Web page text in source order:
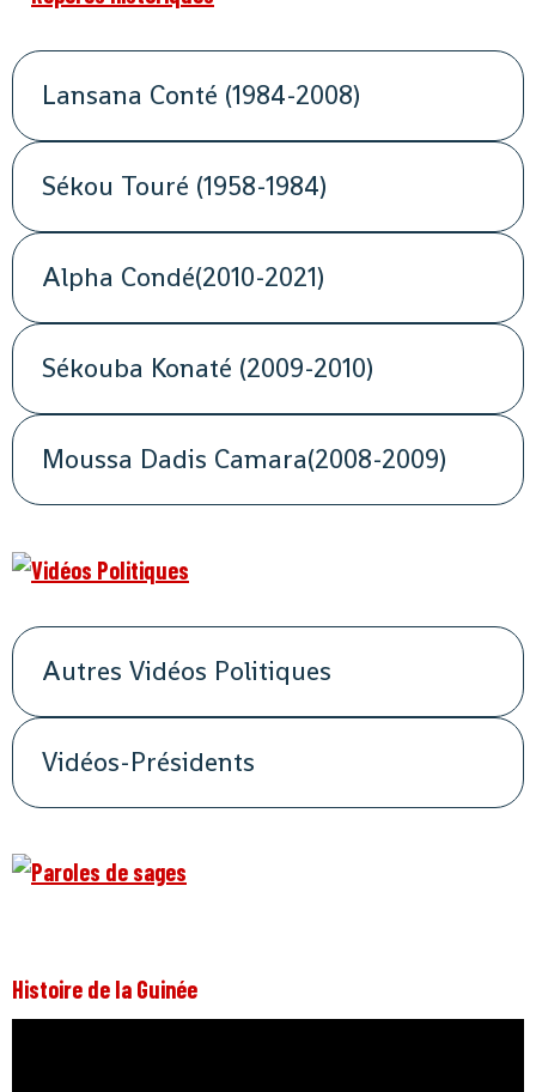
Lansana Conté (1984-2008)
Sékou Touré (1958-1984)
Alpha Condé(2010-2021)
Sékouba Konaté (2009-2010)
Moussa Dadis Camara(2008-2009)
Autres Vidéos Politiques
Vidéos-Présidents
Histoire de la Guinée